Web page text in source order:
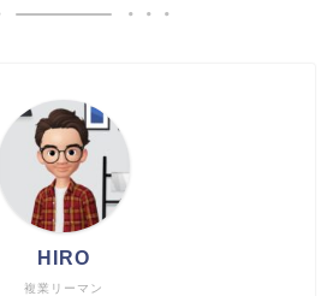
複業リーマン
HIRO